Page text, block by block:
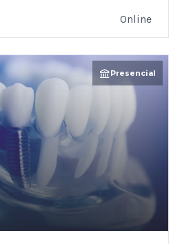
Online
Presencial